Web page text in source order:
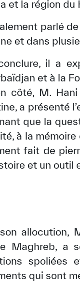
et la région du
parlé
et dans
il a
et à la
côté, M.
a présenté
que la
à la
fait de
et un outil
allocution,
Maghreb, a
spoliées
qui sont